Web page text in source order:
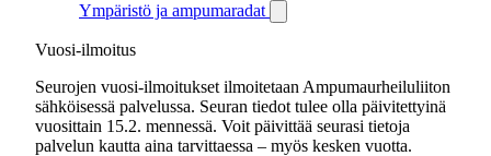
Ympäristö ja ampumaradat
Vuosi-ilmoitus
Seurojen vuosi-ilmoitukset ilmoitetaan Ampumaurheiluliiton
sähköisessä palvelussa. Seuran tiedot tulee olla päivitettyinä
vuosittain 15.2. mennessä. Voit päivittää seurasi tietoja
palvelun kautta aina tarvittaessa – myös kesken vuotta.